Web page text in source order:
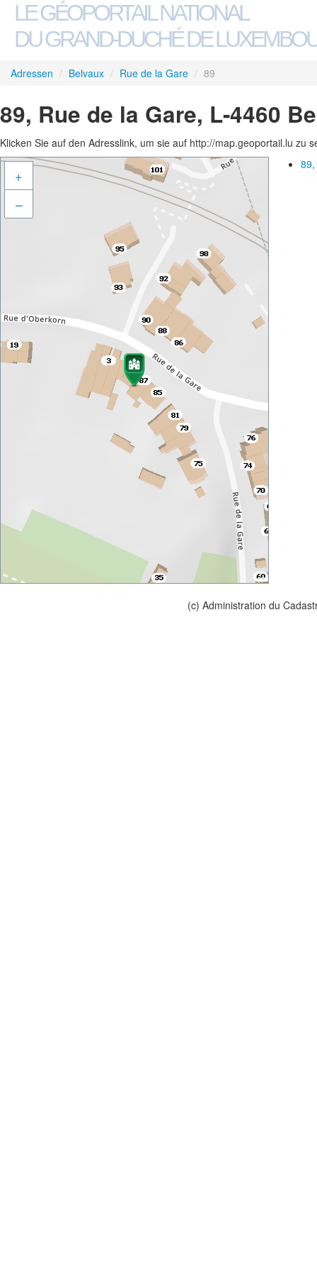
LE GÉOPORTAIL NATIONAL
DU GRAND-DUCHÉ DE
Adressen / Belvaux / Rue de la Gare / 89
89, Rue de la Gare, L-4460
Klicken Sie auf den Adresslink, um sie auf http://map.geoportail.lu zu
+
–
(c) Administration du